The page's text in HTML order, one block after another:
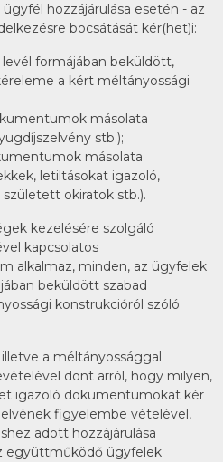
hozzájárulása esetén - az
bocsátását kér(het)i:
formájában beküldött,
a kért méltányossági
másolata
stb.);
másolata
letiltásokat igazoló,
okiratok stb.).
kezelésére szolgáló
kapcsolatos
alkalmaz, minden, az ügyfelek
beküldött szabad
konstrukcióról szóló
a méltányossággal
dönt arról, hogy milyen,
igazoló dokumentumokat kér
figyelembe vételével,
adott hozzájárulása
együttműködő ügyfelek